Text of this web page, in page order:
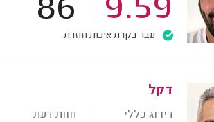
9.59
86
עבר בקרת איכות חוזרת
דקל
דירוג כללי חוות דעת